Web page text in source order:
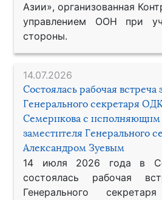
Азии», организованная
управлением ООН при
стороны.
14.07.2026
Состоялась рабочая встреча
Генерального секретаря
Семерикова с исполняющим
заместителя Генерального
Александром Зуевым
14 июля 2026 года в
состоялась рабочая
Генерального